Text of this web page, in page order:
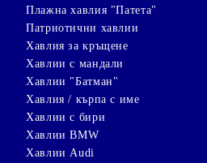
Плажна хавлия "Патета"
Патриотични хавлии
Хавлия за кръщене
Хавлии с мандали
Хавлии "Батман"
Хавлия / кърпа с име
Хавлии с бири
Хавлии BMW
Хавлии Audi